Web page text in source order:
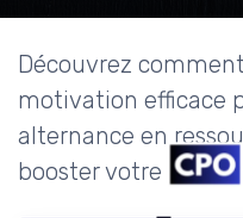
Découvrez
motivation efficace
alternance en
booster votre